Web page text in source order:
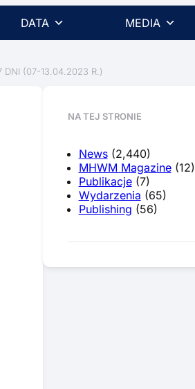
DATA MEDIA
DNI (07-13.04.2023 R.)
NA TEJ STRONIE
News(2,440)
MHWM Magazine(12)
Publikacje(7)
Wydarzenia (65)
Publishing (56)